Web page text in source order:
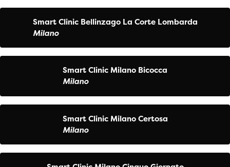
Smart Clinic Bellinzago La Corte Lombarda
Milano
Smart Clinic Milano Bicocca
Milano
Smart Clinic Milano Certosa
Milano